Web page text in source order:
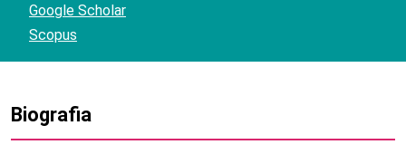
Google Scholar
Scopus
Biografia